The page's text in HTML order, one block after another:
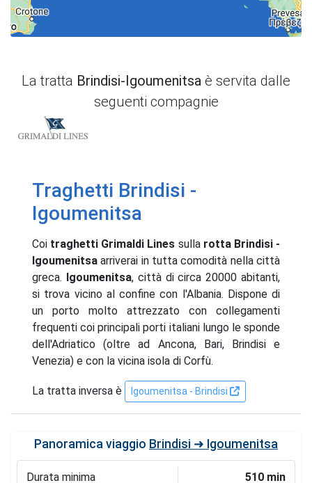
La tratta Brindisi-Igoumenitsa è servita dalle
seguenti compagnie
Traghetti Brindisi -
Igoumenitsa
Coi traghetti Grimaldi Lines sulla rotta Brindisi -
Igoumenitsa arriverai in tutta comodità nella città
greca. Igoumenitsa, città di circa 20000 abitanti,
si trova vicino al confine con l'Albania. Dispone di
un porto molto attrezzato con collegamenti
frequenti coi principali porti italiani lungo le sponde
dell'Adriatico (oltre ad Ancona, Bari, Brindisi e
Venezia) e con la vicina isola di Corfù.
La tratta inversa è Igoumenitsa - Brindisi
Panoramica viaggio Brindisi ➜ Igoumenitsa
Durata minima 510 min